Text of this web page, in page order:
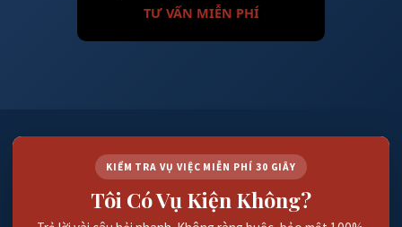
TƯ VẤN MIỄN PHÍ
KIỂM TRA VỤ VIỆC MIỄN PHÍ 30 GIÂY
Tôi Có Vụ Kiện Không?